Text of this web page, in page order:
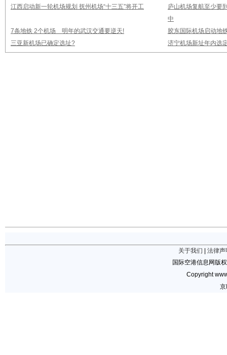
江西启动新一轮机场规划 抚州机场“十三五”将开工
庐山机场复航至少要
中
7条地铁 2个机场 明年的武汉交通要逆天!
胶东国际机场启动地
三亚新机场已确定选址?
济宁机场新址年内选
关于我们
法律声
国际空港信息网版
Copyright